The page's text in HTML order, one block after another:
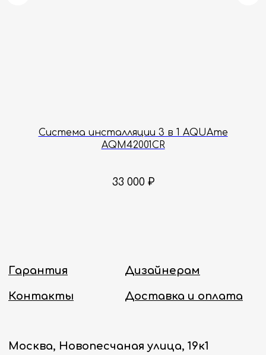
Система инсталляции 3 в 1 AQUAme
AQM42001CR
33 000 ₽